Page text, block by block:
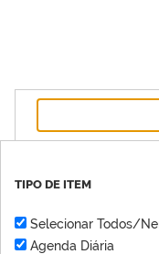
TIPO DE ITEM
Selecionar Todos/
Agenda Diária